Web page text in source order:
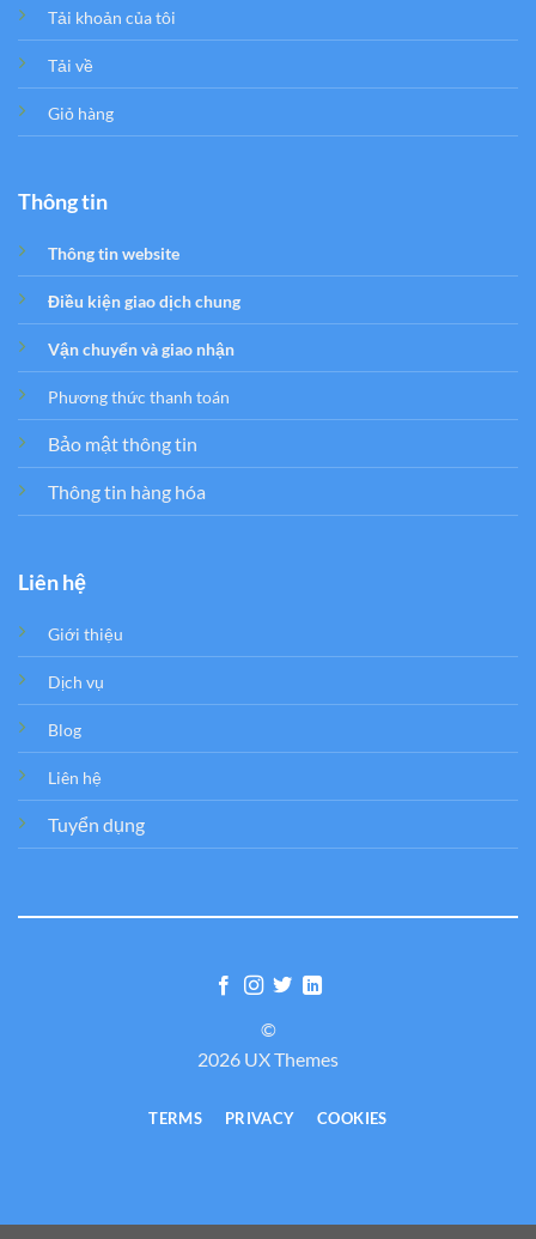
Tải khoản của tôi
Tải về
Giỏ hàng
Thông tin
Thông tin website
Điều kiện giao dịch chung
Vận chuyển và giao nhận
Phương thức thanh toán
Bảo mật thông tin
Thông tin hàng hóa
Liên hệ
Giới thiệu
Dịch vụ
Blog
Liên hệ
Tuyển dụng
©
2026 UX Themes
TERMS PRIVACY COOKIES